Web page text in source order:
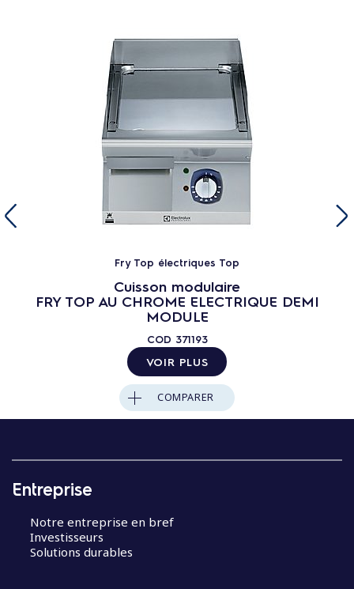
Fry Top électriques Top
Cuisson modulaire
FRY TOP AU CHROME ELECTRIQUE DEMI
MODULE
COD 371193
VOIR PLUS
COMPARER
Entreprise
Notre entreprise en bref
Investisseurs
Solutions durables